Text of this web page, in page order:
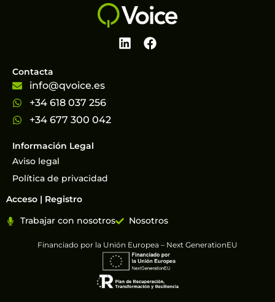
Información Legal
Aviso legal
Política de privacidad
Contacta
info@qvoice.es
+34 618 037 256
+34 677 300 042
Acceso | Registro
Trabajar con nosotros
Nosotros
Financiado por la Unión Europea – Next GenerationEU